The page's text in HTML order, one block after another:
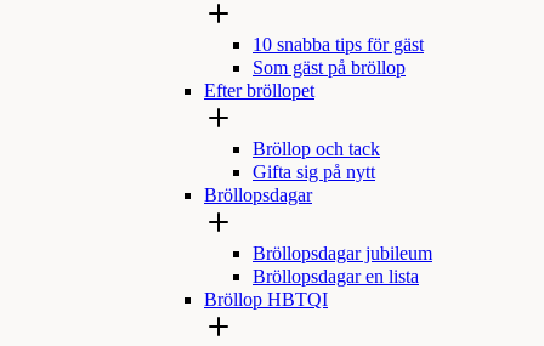
10 snabba tips för gäst
Som gäst på bröllop
Efter bröllopet
Bröllop och tack
Gifta sig på nytt
Bröllopsdagar
Bröllopsdagar jubileum
Bröllopsdagar en lista
Bröllop HBTQI